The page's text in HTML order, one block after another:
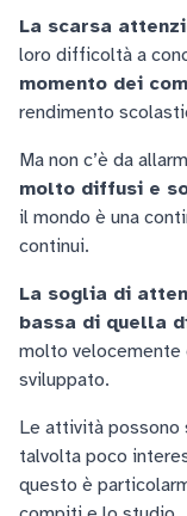
La scarsa
loro difficoltà a
momento dei
rendimento
Ma non c’è da
molto diffusi e
il mondo è una
continui.
La soglia di
bassa di quella
molto velocemente
sviluppato.
Le attività possono
talvolta poco
questo è